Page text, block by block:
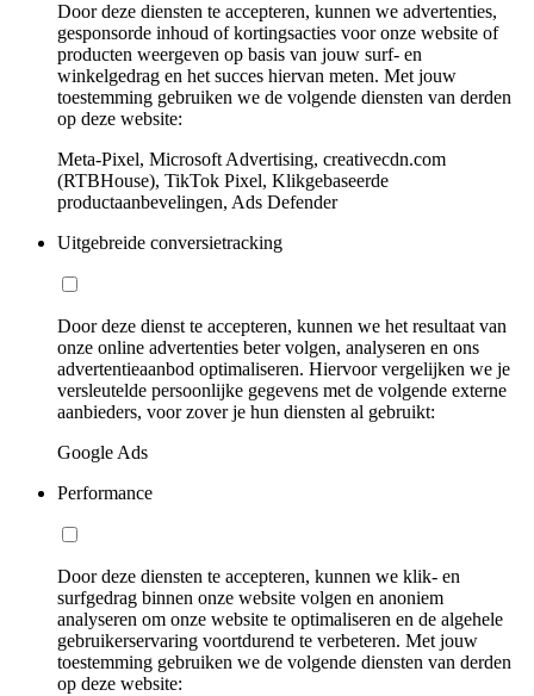
Door deze diensten te accepteren, kunnen we advertenties,
gesponsorde inhoud of kortingsacties voor onze website of
producten weergeven op basis van jouw surf- en
winkelgedrag en het succes hiervan meten. Met jouw
toestemming gebruiken we de volgende diensten van derden
op deze website:
Meta-Pixel, Microsoft Advertising, creativecdn.com
(RTBHouse), TikTok Pixel, Klikgebaseerde
productaanbevelingen, Ads Defender
Uitgebreide conversietracking
Door deze dienst te accepteren, kunnen we het resultaat van
onze online advertenties beter volgen, analyseren en ons
advertentieaanbod optimaliseren. Hiervoor vergelijken we je
versleutelde persoonlijke gegevens met de volgende externe
aanbieders, voor zover je hun diensten al gebruikt:
Google Ads
Performance
Door deze diensten te accepteren, kunnen we klik- en
surfgedrag binnen onze website volgen en anoniem
analyseren om onze website te optimaliseren en de algehele
gebruikerservaring voortdurend te verbeteren. Met jouw
toestemming gebruiken we de volgende diensten van derden
op deze website: